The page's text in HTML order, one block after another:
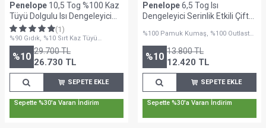
Penelope 10,5 Tog %100 Kaz
Tüyü Dolgulu Isı Dengeleyici
Çift Kişilik Yorgan - Thermy
Serisi
(1)
%90 Gıdık, %10 Sırt Kaz Tüyü
Dolgulu
%10 29.700TL
26.730 TL
SEPETE EKLE
Sepette %30'a Varan İndirim
Penelope6,5 Tog Isı
Dengeleyici Serinlik Etkili Çift
Serisi
%100 Pamuk Kumaş, %100 Outlast
%10 13.800TL
12.420 TL
SEPETE EKLE
Sepette %30'a Varan İndirim